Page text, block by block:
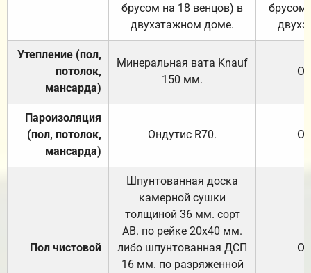
брусом на 18 венцов) в
двухэтажном доме.
брусом
Утепление (пол,
потолок,
мансарда)
Минеральная вата Knauf
150 мм.
Пароизоляция
(пол, потолок,
мансарда)
Ондутис R70.
Пол чистовой
Шпунтованная доска
камерной сушки
толщиной 36 мм. сорт
АВ. по рейке 20х40 мм.
либо шпунтованная ДСП
16 мм. по разряженной